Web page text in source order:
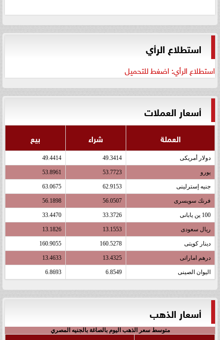
استطلاع الرأي
استطلاع الرأي: اضغط للتحميل
أسعار العملات
العملة شراء بيع
دولار أمريكى 49.3414
49.4414
يورو 53.7723
53.8961
جنيه إسترلينى 62.9153
63.0675
فرنك سويسرى 56.0507
56.1898
100 ين يابانى 33.3726
33.4470
ريال سعودى 13.1553
13.1826
دينار كويتى 160.5278
160.9055
درهم اماراتى 13.4325
13.4633
اليوان الصينى 6.8549
6.8693
أسعار الذهب
متوسط سعر الذهب اليوم بالصاغة بالجنيه المصري